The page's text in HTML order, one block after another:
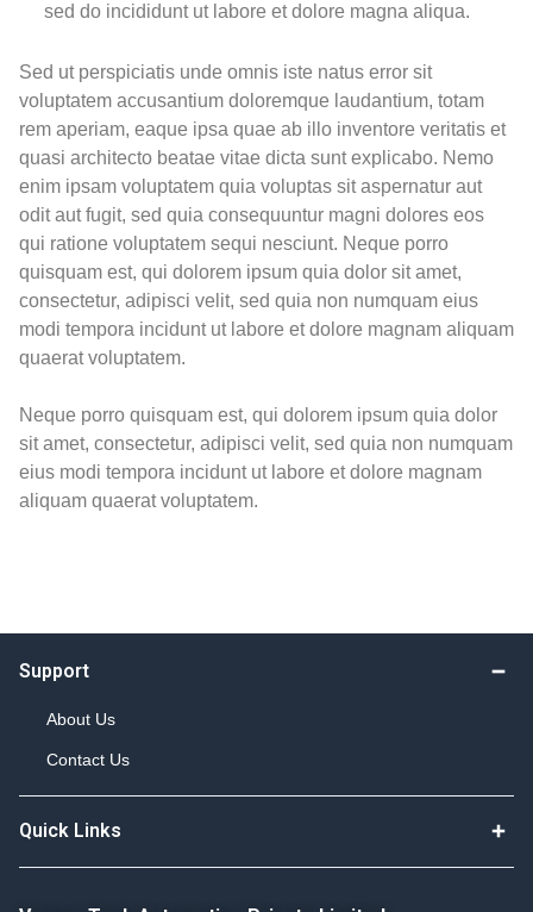
sed do incididunt ut labore et dolore magna aliqua.
Sed ut perspiciatis unde omnis iste natus error sit
voluptatem accusantium doloremque laudantium, totam
rem aperiam, eaque ipsa quae ab illo inventore veritatis et
quasi architecto beatae vitae dicta sunt explicabo. Nemo
enim ipsam voluptatem quia voluptas sit aspernatur aut
odit aut fugit, sed quia consequuntur magni dolores eos
qui ratione voluptatem sequi nesciunt. Neque porro
quisquam est, qui dolorem ipsum quia dolor sit amet,
consectetur, adipisci velit, sed quia non numquam eius
modi tempora incidunt ut labore et dolore magnam aliquam
quaerat voluptatem.
Neque porro quisquam est, qui dolorem ipsum quia dolor
sit amet, consectetur, adipisci velit, sed quia non numquam
eius modi tempora incidunt ut labore et dolore magnam
aliquam quaerat voluptatem.
Support
About Us
Contact Us
Quick Links